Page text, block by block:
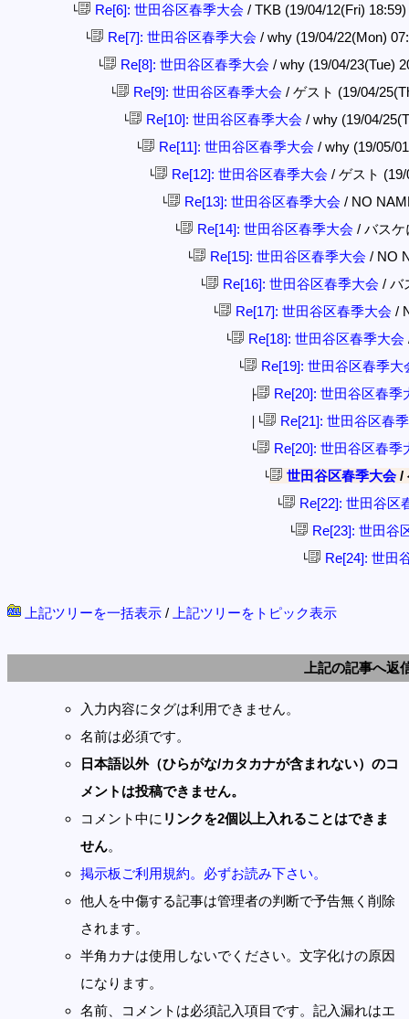
└ Re[6]: 世田谷区春季大会 / TKB (19/04/12(Fri) 18:59)
└ Re[7]: 世田谷区春季大会 / why (19/04/22(Mon)
└ Re[8]: 世田谷区春季大会 / why (19/04/23(Tue)
└ Re[9]: 世田谷区春季大会 / ゲスト (19/04/
└ Re[10]: 世田谷区春季大会 / why (19/04/
└ Re[11]: 世田谷区春季大会 / why (19/05/
└ Re[12]: 世田谷区春季大会 / ゲスト
└ Re[13]: 世田谷区春季大会 / NO
└ Re[14]: 世田谷区春季大会 / バスケ
└ Re[15]: 世田谷区春季大会 / NO
└ Re[16]: 世田谷区春季大会 / バ
└ Re[17]: 世田谷区春季大会 /
└ Re[18]: 世田谷区春季大会
└ Re[19]: 世田谷区春季大
├ Re[20]: 世田谷区春季
│└ Re[21]: 世田谷区春
└ Re[20]: 世田谷区春季
└ 世田谷区春季大会/
└ Re[22]: 世田谷区
└ Re[23]: 世田谷
└ Re[24]: 世田
上記ツリーを一括表示 / 上記ツリーをトピック表示
上記の記事へ返
入力内容にタグは利用できません。
名前は必須です。
日本語以外（ひらがな/カタカナが含まれない）のコ
メントは投稿できません。
コメント中に リンクを2個以上入れることはできま
せん。
掲示板ご利用規約。必ずお読み下さい。
他人を中傷する記事は管理者の判断で予告無く削除
されます。
半角カナは使用しないでください。文字化けの原因
になります。
名前、コメントは必須記入項目です。記入漏れはエ